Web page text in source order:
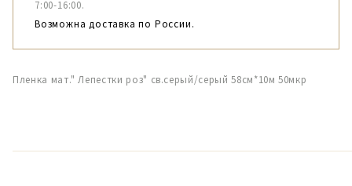
7:00-16:00.
Возможна доставка по России.
Пленка мат." Лепестки роз" св.серый/серый 58см*10м 50мкр